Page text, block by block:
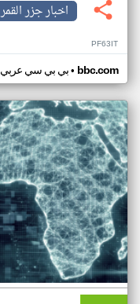
اخبار جزر القمر
PF63IT
بي بي سي عربي• bbc.com